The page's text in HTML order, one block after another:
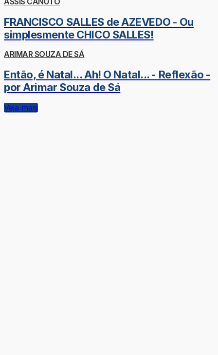
FRANCISCO SALLES de AZEVEDO - Ou
simplesmente CHICO SALLES!
ARIMAR SOUZA DE SÁ
Então, é Natal... Ah! O Natal... - Reflexão -
por Arimar Souza de Sá
Veja mais